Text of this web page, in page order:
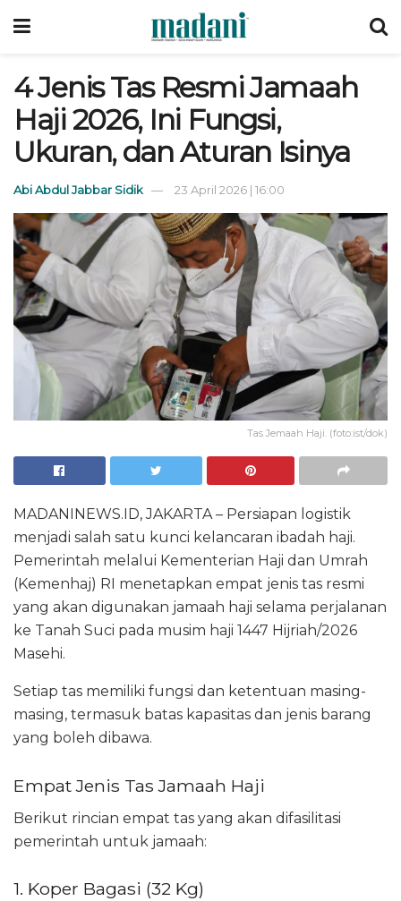
4 Jenis Tas Resmi Jamaah
Haji 2026, Ini Fungsi,
Ukuran, dan Aturan Isinya
Abi Abdul Jabbar Sidik 23 April 2026 | 16:00
Tas Jemaah Haji. (foto:ist/dok)
MADANINEWS.ID, JAKARTA – Persiapan logistik
menjadi salah satu kunci kelancaran ibadah haji.
Pemerintah melalui Kementerian Haji dan Umrah
(Kemenhaj) RI menetapkan empat jenis tas resmi
yang akan digunakan jamaah haji selama perjalanan
ke Tanah Suci pada musim haji 1447 Hijriah/2026
Masehi.
Setiap tas memiliki fungsi dan ketentuan masing-
masing, termasuk batas kapasitas dan jenis barang
yang boleh dibawa.
Empat Jenis Tas Jamaah Haji
Berikut rincian empat tas yang akan difasilitasi
pemerintah untuk jamaah:
1. Koper Bagasi (32 Kg)